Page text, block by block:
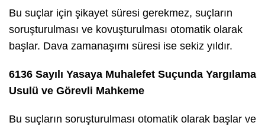
Bu suçlar için şikayet süresi gerekmez, suçların
soruşturulması ve kovuşturulması otomatik olarak
başlar. Dava zamanaşımı süresi ise sekiz yıldır.
6136 Sayılı Yasaya Muhalefet Suçunda Yargılama
Usulü ve Görevli Mahkeme
Bu suçların soruşturulması otomatik olarak başlar ve